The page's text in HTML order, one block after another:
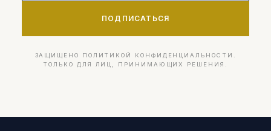
ПОДПИСАТЬСЯ
ЗАЩИЩЕНО ПОЛИТИКОЙ КОНФИДЕНЦИАЛЬНОСТИ.
ТОЛЬКО ДЛЯ ЛИЦ, ПРИНИМАЮЩИХ РЕШЕНИЯ.